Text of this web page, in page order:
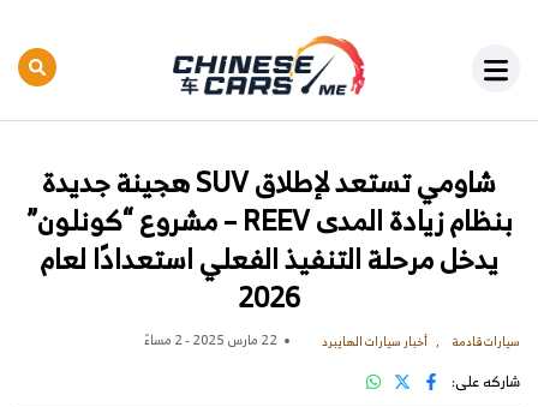
شاومي تستعد لإطلاق SUV هجينة جديدة
بنظام زيادة المدى REEV – مشروع “كونلون”
يدخل مرحلة التنفيذ الفعلي استعدادًا لعام
2026
سيارات قادمة أخبار سيارات الهايبرد 22 مارس 2025 - 2 مساءً
شاركه على: